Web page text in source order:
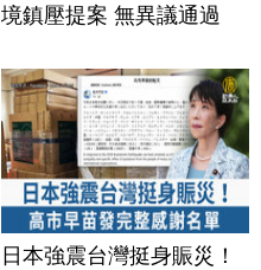
境鎮壓提案 無異議通過
日本強震台灣挺身賑災！